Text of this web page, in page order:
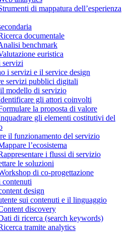
di mappatura dell’esperienza
documentale
benchmark
euristica
servizi
i servizi e il service design
servizi pubblici digitali
modello di servizio
gli attori coinvolti
la proposta di valore
gli elementi costitutivi del
il funzionamento del servizio
l’ecosistema
i flussi di servizio
le soluzioni
di co-progettazione
contenuti
design
sui contenuti e il linguaggio
discovery
di ricerca (search keywords)
tramite analytics